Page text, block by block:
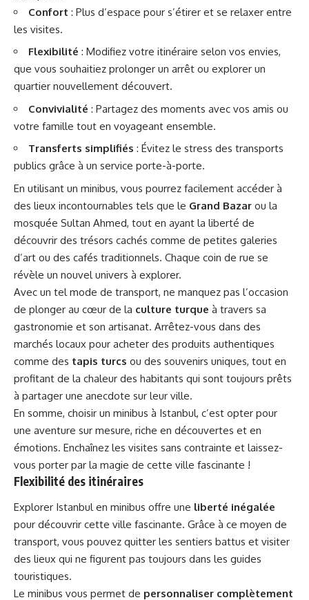
Confort : Plus d’espace pour s’étirer et se relaxer entre
les visites.
Flexibilité : Modifiez votre itinéraire selon vos envies,
que vous souhaitiez prolonger un arrêt ou explorer un
quartier nouvellement découvert.
Convivialité : Partagez des moments avec vos amis ou
votre famille tout en voyageant ensemble.
Transferts simplifiés : Évitez le stress des transports
publics grâce à un service porte-à-porte.
En utilisant un minibus, vous pourrez facilement accéder à
des lieux incontournables tels que le Grand Bazar ou la
mosquée Sultan Ahmed, tout en ayant la liberté de
découvrir des trésors cachés comme de petites galeries
d’art ou des cafés traditionnels. Chaque coin de rue se
révèle un nouvel univers à explorer.
Avec un tel mode de transport, ne manquez pas l’occasion
de plonger au cœur de la culture turque à travers sa
gastronomie et son artisanat. Arrêtez-vous dans des
marchés locaux pour acheter des produits authentiques
comme des tapis turcs ou des souvenirs uniques, tout en
profitant de la chaleur des habitants qui sont toujours prêts
à partager une anecdote sur leur ville.
En somme, choisir un minibus à Istanbul, c’est opter pour
une aventure sur mesure, riche en découvertes et en
émotions. Enchaînez les visites sans contrainte et laissez-
vous porter par la magie de cette ville fascinante !
Flexibilité des itinéraires
Explorer Istanbul en minibus offre une liberté inégalée
pour découvrir cette ville fascinante. Grâce à ce moyen de
transport, vous pouvez quitter les sentiers battus et visiter
des lieux qui ne figurent pas toujours dans les guides
touristiques.
Le minibus vous permet de personnaliser complètement